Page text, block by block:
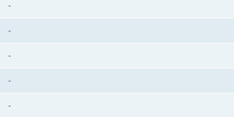
-
-
-
-
-